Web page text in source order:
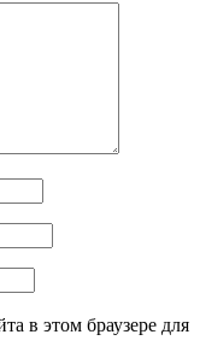
в этом браузере для